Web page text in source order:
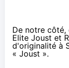
De notre
Elite Joust et
d'originalité à
« Joust ».